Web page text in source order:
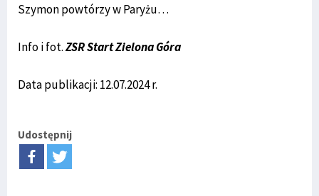
Szymon powtórzy w Paryżu…
Info i fot.ZSR Start Zielona Góra
Data publikacji: 12.07.2024 r.
Udostępnij